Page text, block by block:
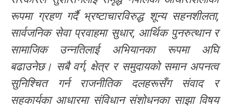
रूपमा ग्रहण गर्दै भ्रष्टाचारविरुद्ध शून्य सहनशीलता,
सार्वजनिक सेवा प्रवाहमा सुधार, आर्थिक पुनरुत्थान र
सामाजिक उन्नतिलाई अभियानका रूपमा अघि
बढाउनेछ। सबै वर्ग, क्षेत्र र समुदायको समान अपनत्व
सुनिश्चित गर्न राजनीतिक दलहरूसँग संवाद र
सहकार्यका आधारमा संविधान संशोधनका साझा विषय